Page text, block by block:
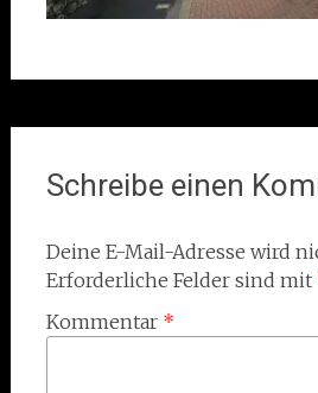
Schreibe einen
Deine E-Mail-Adresse wird
Erforderliche Felder sind mit
Kommentar *